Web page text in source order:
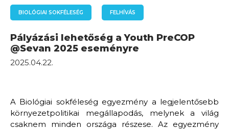
BIOLÓGIAI SOKFÉLESÉG FELHÍVÁS
Pályázási lehetőség a Youth PreCOP
@Sevan 2025 eseményre
2025.04.22.
A Biológiai sokféleség egyezmény a legjelentősebb
környezetpolitikai megállapodás, melynek a világ
csaknem minden országa részese. Az egyezmény